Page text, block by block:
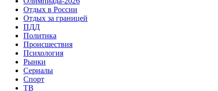
Отдых в России
Отдых за границей
ПДД
Политика
Происшествия
Психология
Рынки
Сериалы
Спорт
ТВ